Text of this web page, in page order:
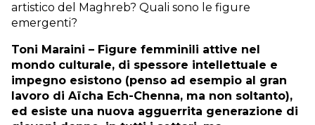
artistico del Maghreb? Quali sono le figure
emergenti?
Toni Maraini – Figure femminili attive nel
mondo culturale, di spessore intellettuale e
impegno esistono (penso ad esempio al gran
lavoro di Aïcha Ech-Chenna, ma non soltanto),
ed esiste una nuova agguerrita generazione di